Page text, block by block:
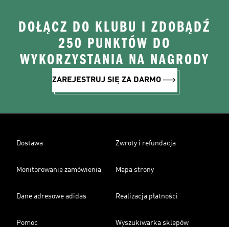
DOŁĄCZ DO KLUBU I ZDOBĄDŹ
250 PUNKTÓW DO
WYKORZYSTANIA NA NAGRODY
ZAREJESTRUJ SIĘ ZA DARMO
Dostawa Zwroty i refundacja
Monitorowanie zamówienia Mapa strony
Dane adresowe adidas Realizacja płatności
Pomoc Wyszukiwarka sklepów